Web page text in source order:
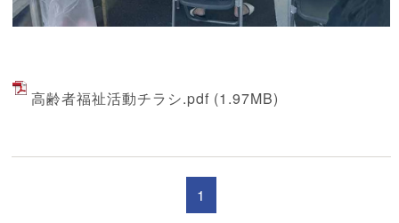
高齢者福祉活動チラシ.pdf (1.97MB)
1